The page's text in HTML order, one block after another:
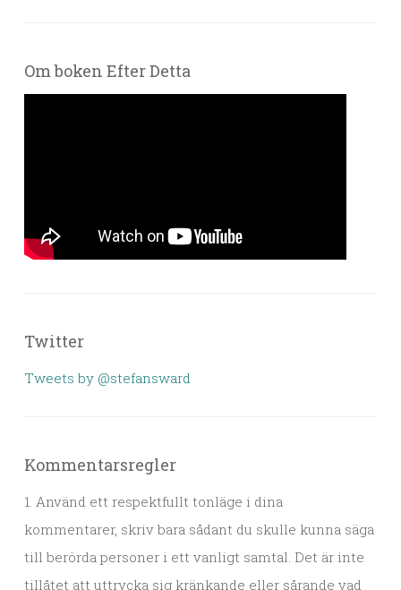
Om boken Efter Detta
Twitter
Tweets by @stefansward
Kommentarsregler
1. Använd ett respektfullt tonläge i dina
kommentarer, skriv bara sådant du skulle kunna säga
till berörda personer i ett vanligt samtal. Det är inte
tillåtet att uttrycka sig kränkande eller sårande vad